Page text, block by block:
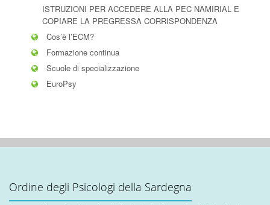
ISTRUZIONI PER ACCEDERE ALLA PEC NAMIRIAL E
COPIARE LA PREGRESSA CORRISPONDENZA
Cos’è l’ECM?
Formazione continua
Scuole di specializzazione
EuroPsy
Ordine degli Psicologi della Sardegna